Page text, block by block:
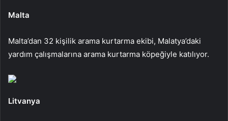
Malta
Malta’dan 32 kişilik arama kurtarma ekibi, Malatya’daki
yardım çalışmalarına arama kurtarma köpeğiyle katılıyor.
Litvanya